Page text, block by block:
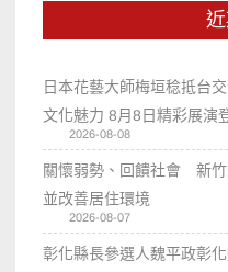
日本花藝大師梅垣稔抵台
文化魅力 8月8日精彩展演
2026-08-08
關懷弱勢、回饋社會 新
並改善居住環境
2026-08-07
彰化縣長參選人魏平政彰